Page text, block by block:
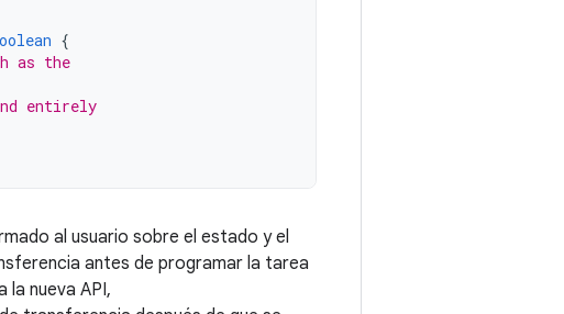
{
as the
entirely
al usuario sobre el estado y el
antes de programar la tarea
nueva API,